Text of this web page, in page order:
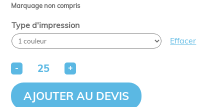
Marquage non compris
Type d'impression
Effacer
- +
AJOUTER AU DEVIS